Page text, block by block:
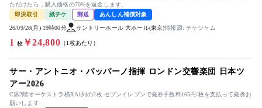
ただけたら，購入価格の70%を返金します。
即決取引
紙チケ 郵送 あんしん補償対象
26/09/28(月) 19時00分 サントリーホール 大ホール(東京)情報源: チケジャム
1 枚￥24,800 （1枚あたり）
サー・アントニオ・パッパーノ指揮 ロンドン交響楽団 日本ツ
アー2026
C席2階オーケストラ横RA1列の2枚 セブンイレブンで発券手数料165円/枚を支払って発券お
願いします